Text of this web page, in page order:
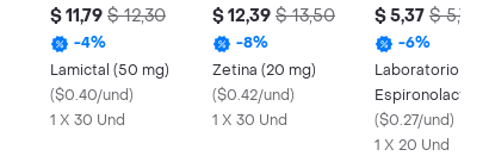
$ 11,79 $ 12,30
-4%
Lamictal (50 mg)
($0.40/und)
1 X 30 Und
$ 12,39 $ 13,50
-8%
Zetina (20 mg)
($0.42/und)
1 X 30 Und
$ 5,37 $ 5,75
-6%
Laboratorio
(25 mg)
($0.27/und)
1 X 20 Und